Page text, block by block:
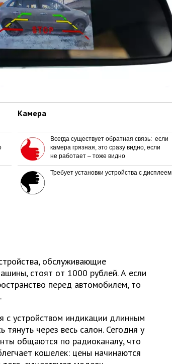
Камера
Всегда существует обратная связь: если
камера грязная, это сразу видно, если
не работает – тоже видно
Требует установки устройства с дисплеем
обслуживающие
стоят от 1000 рублей. А если
перед автомобилем, то
с устройством индикации длинным
через весь салон. Сегодня у
общаются по радиоканалу, что
кошелек: цены начинаются